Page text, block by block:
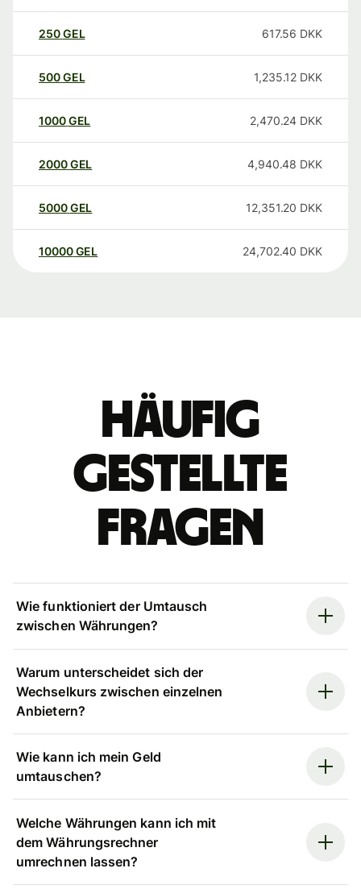
250GEL 617.56 DKK
500GEL 1,235.12 DKK
1000GEL 2,470.24 DKK
2000GEL 4,940.48 DKK
5000GEL 12,351.20 DKK
10000 GEL 24,702.40 DKK
Häufig
gestellte
Fragen
Wie funktioniert der Umtausch
zwischen Währungen?
Warum unterscheidet sich der
Wechselkurs zwischen einzelnen
Anbietern?
Wie kann ich mein Geld
umtauschen?
Welche Währungen kann ich mit
dem Währungsrechner
umrechnen lassen?